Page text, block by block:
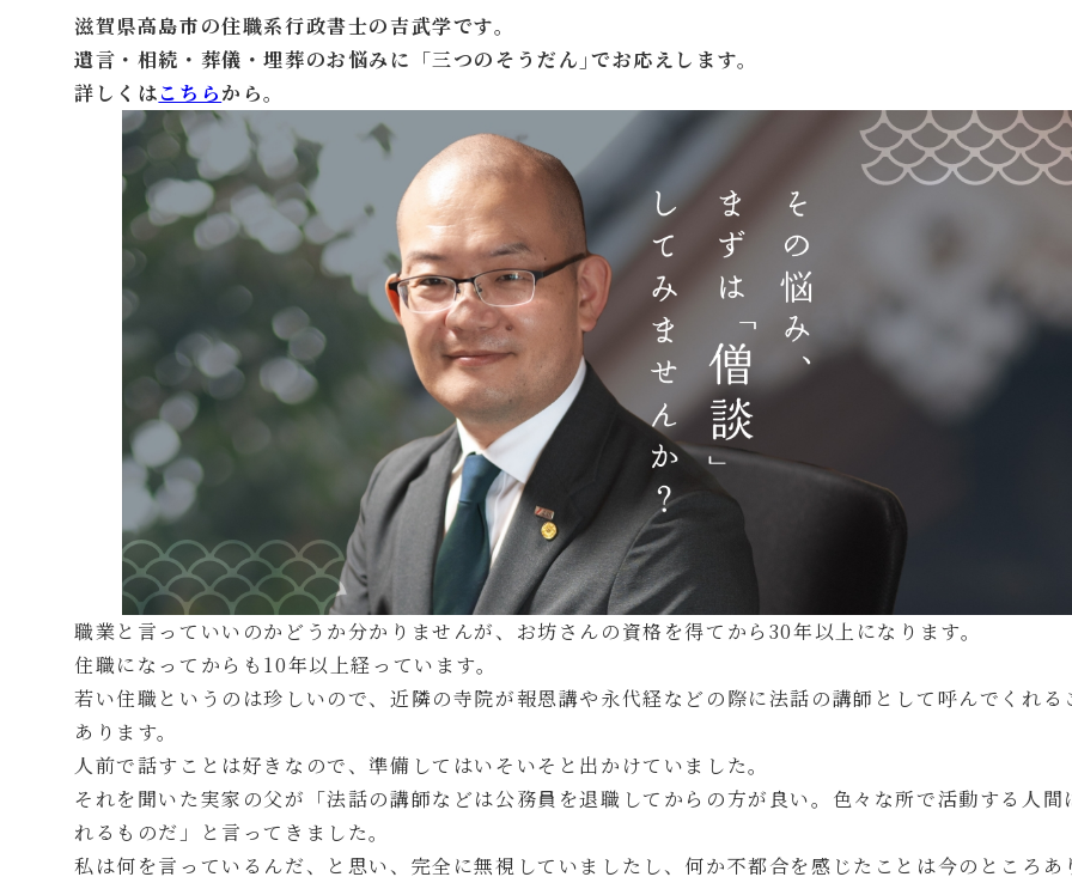
滋賀県高島市の住職系行政書士の吉武学です。
遺言・相続・葬儀・埋葬のお悩みに「三つのそうだん｣でお応えします。
詳しくはこちらから。
職業と言っていいのかどうか分かりませんが、お坊さんの資格を得てから30年以上になります。
住職になってからも10年以上経っています。
若い住職というのは珍しいので、近隣の寺院が報恩講や永代経などの際に法話の講師として呼んでくれる
あります。
人前で話すことは好きなので、準備してはいそいそと出かけていました。
それを聞いた実家の父が「法話の講師などは公務員を退職してからの方が良い。色々な所で活動する人間
れるものだ」と言ってきました。
私は何を言っているんだ、と思い、完全に無視していましたし、何か不都合を感じたことは今のところあ